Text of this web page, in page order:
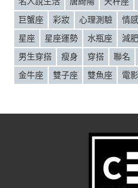
巨蟹座
彩妝 心理測驗 情感
星座
星座運勢 水瓶座 減肥
男生穿搭
瘦身 穿搭 聯名
金牛座
雙子座 雙魚座 電影